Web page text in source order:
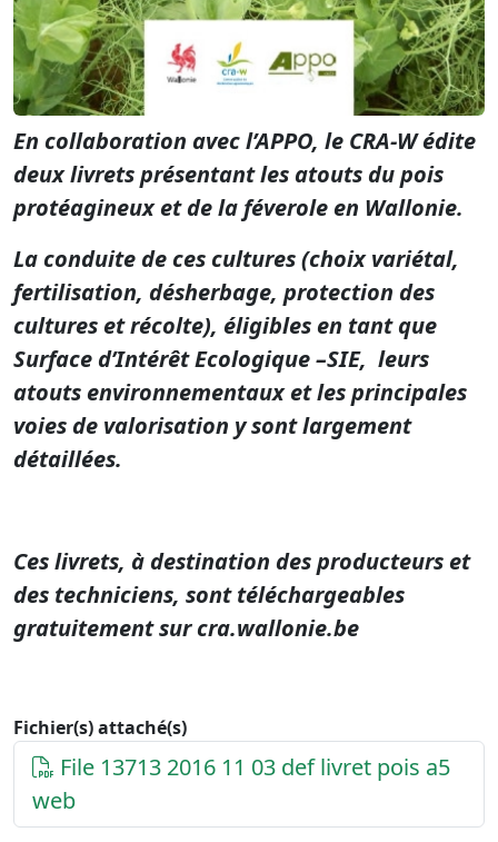
En collaboration avec l’APPO, le CRA-W édite
deux livrets présentant les atouts du pois
protéagineux et de la féverole en Wallonie.
La conduite de ces cultures (choix variétal,
fertilisation, désherbage, protection des
cultures et récolte), éligibles en tant que
Surface d’Intérêt Ecologique –SIE, leurs
atouts environnementaux et les principales
voies de valorisation y sont largement
détaillées.
Ces livrets, à destination des producteurs et
des techniciens, sont téléchargeables
gratuitement sur cra.wallonie.be
Fichier(s) attaché(s)
File 13713 2016 11 03 def livret pois a5
web